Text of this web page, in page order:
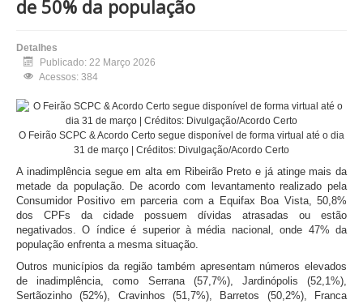
de 50% da população
Detalhes
Publicado: 22 Março 2026
Acessos: 384
O Feirão SCPC & Acordo Certo segue disponível de forma virtual até o dia
31 de março | Créditos: Divulgação/Acordo Certo
A inadimplência segue em alta em Ribeirão Preto e já atinge mais da
metade da população. De acordo com levantamento realizado pela
Consumidor Positivo em parceria com a Equifax Boa Vista, 50,8%
dos CPFs da cidade possuem dívidas atrasadas ou estão
negativados. O índice é superior à média nacional, onde 47% da
população enfrenta a mesma situação.
Outros municípios da região também apresentam números elevados
de inadimplência, como Serrana(57,7%), Jardinópolis (52,1%),
Sertãozinho (52%), Cravinhos (51,7%), Barretos (50,2%), Franca